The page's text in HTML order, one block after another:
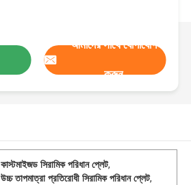
আমাদের সাথে যোগাযোগ
করুন
কাস্টমাইজড সিরামিক পরিধান প্লেট,
উচ্চ তাপমাত্রা প্রতিরোধী সিরামিক পরিধান প্লেট,